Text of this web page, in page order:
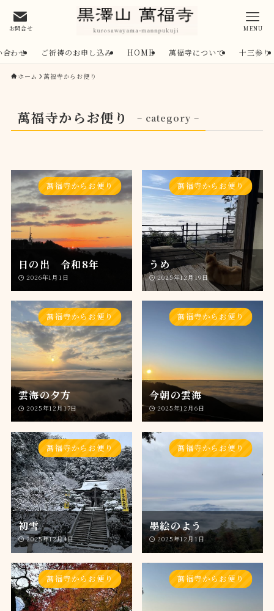
お問合せ MENU
合わせ ご祈祷のお申し込み HOME 萬福寺について 十三参り
ホーム 萬福寺からお便り
萬福寺からお便り – category –
萬福寺からお便り
日の出 令和8年
2026年1月1日
萬福寺からお便り
うめ
2025年12月19日
萬福寺からお便り
雲海の夕方
2025年12月17日
萬福寺からお便り
今朝の雲海
2025年12月6日
萬福寺からお便り
初雪
2025年12月4日
萬福寺からお便り
墨絵のよう
2025年12月1日
萬福寺からお便り 萬福寺からお便り